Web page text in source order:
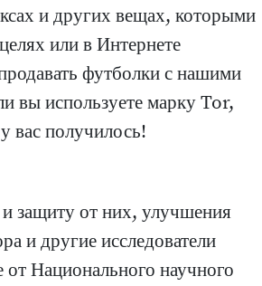
и других вещах, которыми
или в Интернете
футболки с нашими
вы используете марку Tor,
вас получилось!
и защиту от них, улучшения
и другие исследователи
Национального научного